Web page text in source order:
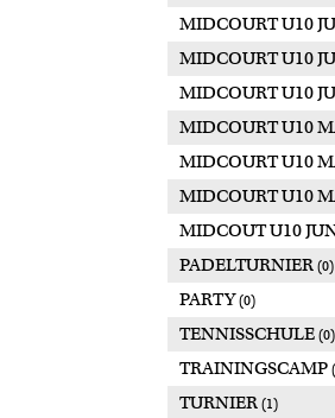
MIDCOURT U10
MIDCOURT U10
MIDCOURT U10
MIDCOURT U10
MIDCOURT U10
MIDCOURT U10
MIDCOUT U10
PADELTURNIER (0)
PARTY(0)
TENNISSCHULE (0)
TRAININGSCAMP
TURNIER (1)